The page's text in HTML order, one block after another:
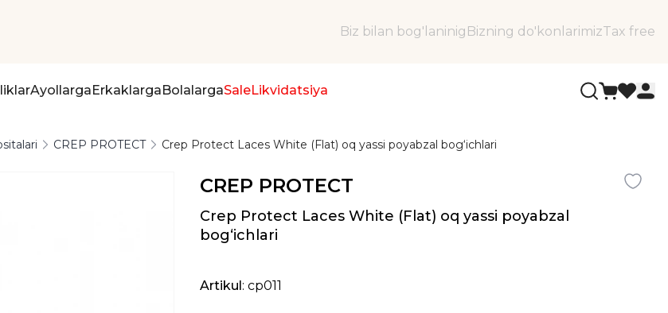
Biz bilan bog'laninig Bizning do'konlarimizTax free
AyollargaErkaklargaBolalargaSaleLikvidatsiya
CREP PROTECT Crep Protect Laces White (Flat) oq yassi poyabzal bog‘ichlari
CREP PROTECT
Crep Protect Laces White (Flat) oq yassi poyabzal
bog‘ichlari
Artikul: cp011